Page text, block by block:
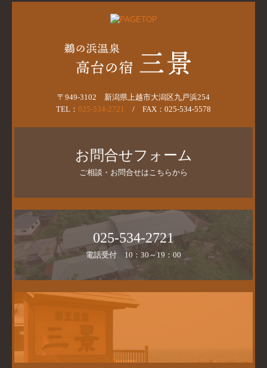
〒949-3102 新潟県上越市大潟区九戸浜254
TEL： 025-534-2721 / FAX：025-534-5578
お問合せフォーム
ご相談・お問合せはこちらから
025-534-2721
電話受付　10：30～19：00